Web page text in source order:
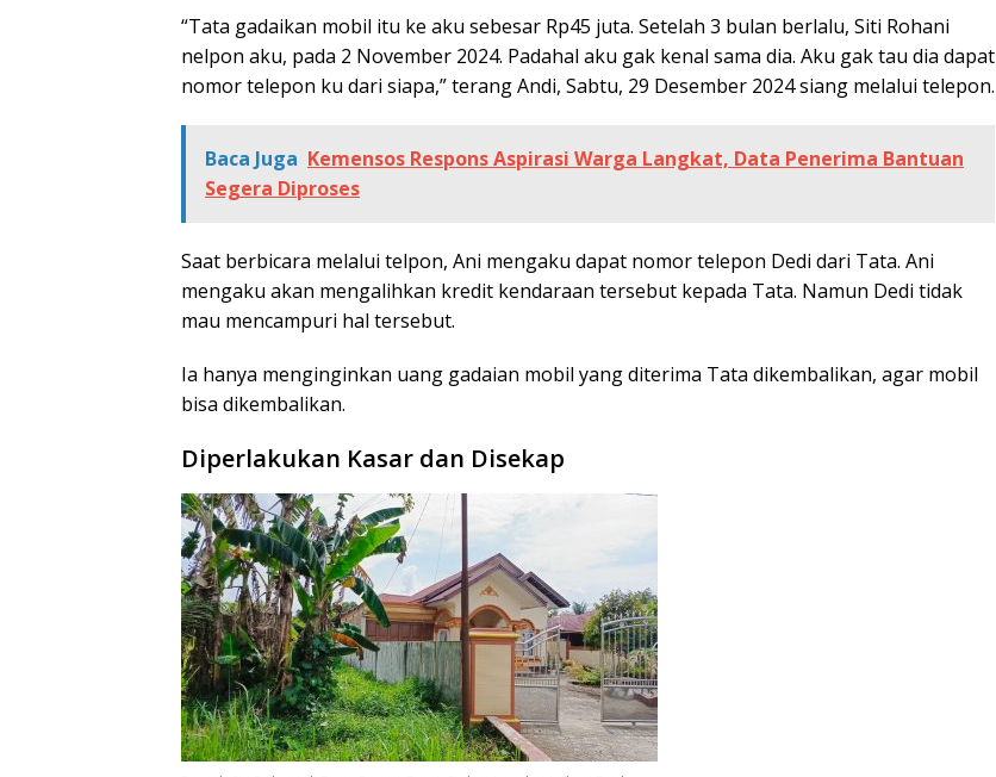
“Tata gadaikan mobil itu ke aku sebesar Rp45 juta. Setelah 3 bulan berlalu, Siti Rohani
nelpon aku, pada 2 November 2024. Padahal aku gak kenal sama dia. Aku gak tau dia dapat
nomor telepon ku dari siapa,” terang Andi, Sabtu, 29 Desember 2024 siang melalui telepon.
Baca Juga Kemensos Respons Aspirasi Warga Langkat, Data Penerima Bantuan
Segera Diproses
Saat berbicara melalui telpon, Ani mengaku dapat nomor telepon Dedi dari Tata. Ani
mengaku akan mengalihkan kredit kendaraan tersebut kepada Tata. Namun Dedi tidak
mau mencampuri hal tersebut.
Ia hanya menginginkan uang gadaian mobil yang diterima Tata dikembalikan, agar mobil
bisa dikembalikan.
Diperlakukan Kasar dan Disekap